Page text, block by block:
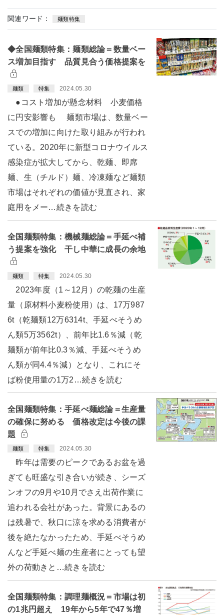
関連ワード： 麺類特集
◆全国麺類特集：麺類総論＝数量ベー
ス増加目指す 品質見合う価格提案を
麺類 特集 2024.05.30
●コスト増加が懸念材料 小麦価格
に円安影響も 麺類市場は、数量ベー
スでの増加に向けた取り組みが行われ
ている。2020年に新型コロナウイルス
感染症が拡大してから、乾麺、即席
麺、生（チルド）麺、冷凍麺など麺類
市場はそれぞれの価値が見直され、家
庭用をメー…続きを読む
全国麺類特集：機械麺総論＝手延べ補
う提案を強化 干し中華に成長の余地
麺類 特集 2024.05.30
2023年度（1～12月）の乾麺の生産
量（原材料小麦粉使用）は、17万987
6t（乾麺類12万6314t、手延べそうめ
ん類5万3562t）、前年比1.6％減（乾
麺類が前年比0.3％減、手延べそうめ
ん類が同4.4％減）となり、これにそ
ば粉使用量の1万2…続きを読む
全国麺類特集：手延べ麺総論＝生産量
の確保に努める 価格改定は今後の課
題
麺類 特集 2024.05.30
昨年は需要のピークであるお盆を過
ぎても旺盛な引き合いが続き、シーズ
ンオフの9月や10月でさえ出荷作業に
追われる会社があった。背景にあるの
は残暑で、秋口に涼を求める消費者が
後を絶たなかったため、手延べそうめ
んなど手延べ麺の生産者にとっても望
外の荷動きと…続きを読む
全国麺類特集：調理麺概況＝市場は初
の1兆円超え 19年から5年で47％増